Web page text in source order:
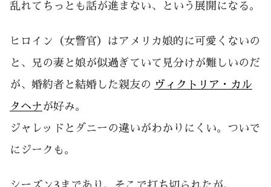
乱れてちっとも話が進まない、という展開になる。
ヒロイン（女警官）はアメリカ娘的に可愛くないの
と、兄の妻と娘が似過ぎていて見分けが難しいのだ
が、婚約者と結婚した親友の ヴィクトリア・カル
タヘナ が好み。
ジャレッドとダニーの違いがわかりにくい。ついで
にジークも。